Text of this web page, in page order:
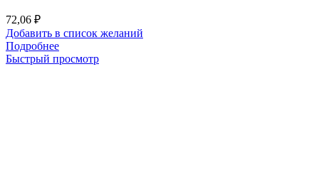
72,06 ₽
Добавить в список желаний
Подробнее
Быстрый просмотр